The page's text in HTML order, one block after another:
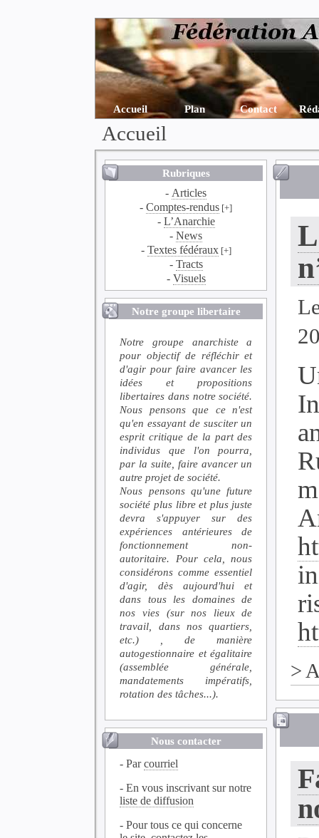
Accueil Plan Contact
Accueil
Rubriques
- Articles
-Comptes-rendus [+]
- L’Anarchie
-News
- Textes fédéraux[+]
- Tracts
- Visuels
Notre groupe libertaire
Notre groupe anarchiste a
pour objectif de réfléchir et
d'agir pour faire avancer les
idées et propositions
libertaires dans notre société.
Nous pensons que ce n'est
qu'en essayant de susciter un
esprit critique de la part des
individus que l'on pourra,
par la suite, faire avancer un
autre projet de société.
Nous pensons qu'une future
société plus libre et plus juste
devra s'appuyer sur des
expériences antérieures de
fonctionnement non-
autoritaire. Pour cela, nous
considérons comme essentiel
d'agir, dès aujourd'hui et
dans tous les domaines de
nos vies (sur nos lieux de
travail, dans nos quartiers,
etc.) , de manière
autogestionnaire et égalitaire
(assemblée générale,
mandatements impératifs,
rotation des tâches...).
Nous contacter
- Parcourriel
- En vous inscrivant sur notre
liste de diffusion
- Pour tous ce qui concerne
>